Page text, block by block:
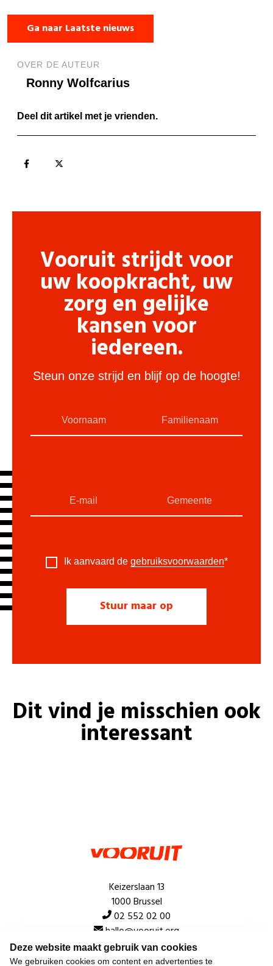
Deze website maakt gebruik van cookies
We gebruiken cookies om content en advertenties te
Ga naar Laatste nieuws
OVER DE AUTEUR
Ronny Wolfcarius
Deel dit artikel met je vrienden.
Vooruit strijdt voor
uw koopkracht, uw
zorg en gelijke
kansen voor
iedereen.
Steun onze strijd en blijf op de hoogte!
Ik aanvaard de gebruiksvoorwaarden*
Dit vind je misschien ook
interessant
Keizerslaan 13
1000 Brussel
02 552 02 00
hallo@vooruit.org